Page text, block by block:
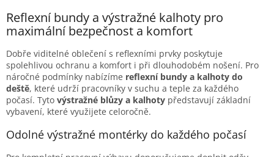
Reflexní bundy a výstražné kalhoty pro
maximální bezpečnost a komfort
Dobře viditelné oblečení s reflexními prvky poskytuje
spolehlivou ochranu a komfort i při dlouhodobém nošení. Pro
náročné podmínky nabízíme reflexní bundy a kalhoty do
deště, které udrží pracovníky v suchu a teple za každého
počasí. Tyto výstražné blůzy a kalhoty představují základní
vybavení, které využijete celoročně.
Odolné výstražné montérky do každého počasí